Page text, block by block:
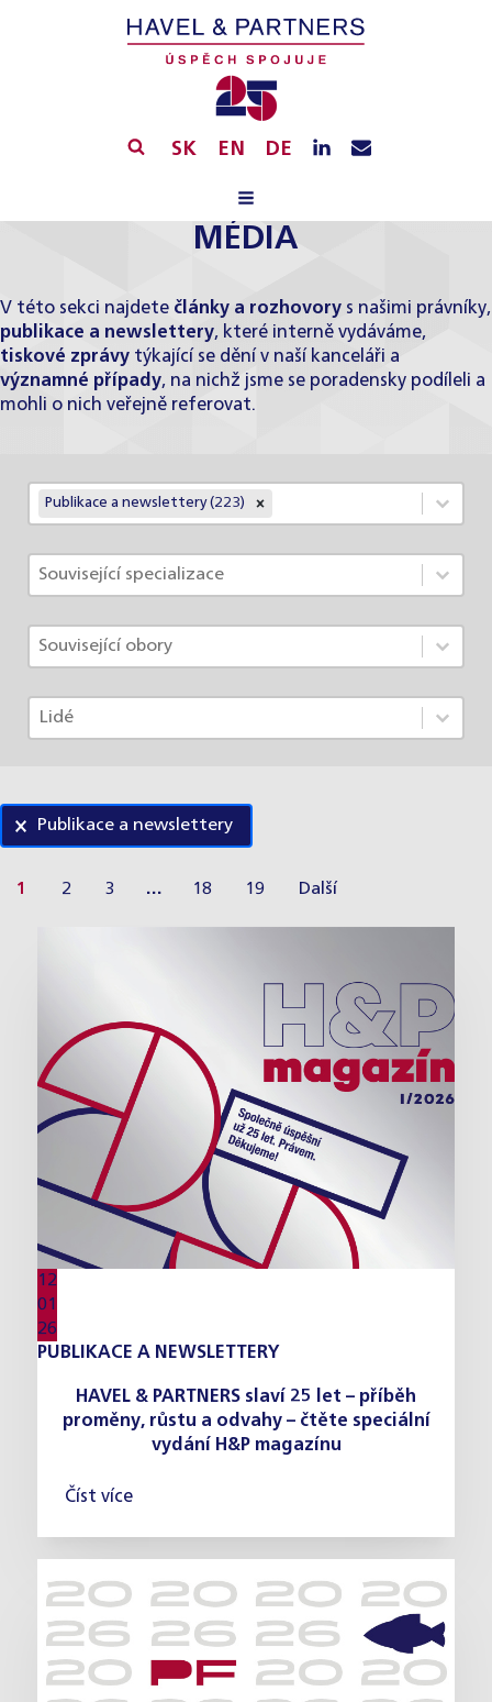
SK EN DE
MÉDIA
V této sekci najdete články a rozhovory s našimi právníky,
publikace a newslettery, které interně vydáváme,
tiskové zprávy týkající se dění v naší kanceláři a
významné případy, na nichž jsme se poradensky podíleli a
mohli o nich veřejně referovat.
Články - Rubriky
Select content
Publikace a newslettery (223)
Články - Specializace
Select content
Select content
Články - Obory
Select content
Select content
Články - Lidé
Select content
Select content
Publikace a newslettery
1 2 3 … 18 19 Další
12
01
26
PUBLIKACE A NEWSLETTERY
HAVEL & PARTNERS slaví 25 let – příběh
proměny, růstu a odvahy – čtěte speciální
vydání H&P magazínu
Číst více